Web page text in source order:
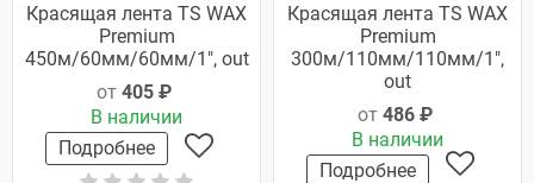
Красящая лента TS WAX
Premium
450м/60мм/60мм/1", out
от 405 ₽
В наличии
Подробнее
Красящая лента TS WAX
Premium
300м/110мм/110мм/1",
out
от 486 ₽
В наличии
Подробнее